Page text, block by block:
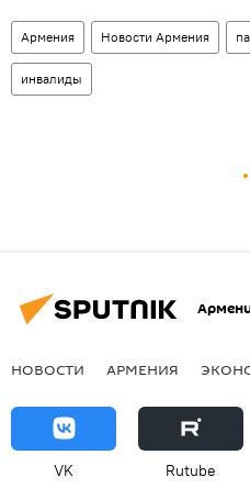
Армения Новости Армения
инвалиды
НОВОСТИ АРМЕНИЯ
VK Rutube